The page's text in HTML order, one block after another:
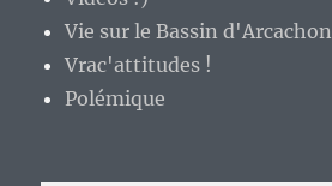
Vie sur le Bassin d'Arcachon
Vrac'attitudes !
Polémique